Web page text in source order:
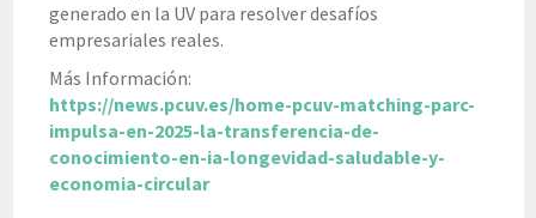
generado en la UV para resolver desafíos
empresariales reales.
Más Información:
https://news.pcuv.es/home-pcuv-matching-parc-
impulsa-en-2025-la-transferencia-de-
conocimiento-en-ia-longevidad-saludable-y-
economia-circular